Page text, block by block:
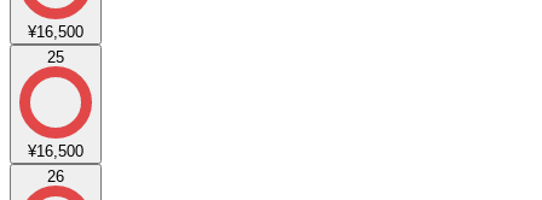
¥16,500
25
¥16,500
26